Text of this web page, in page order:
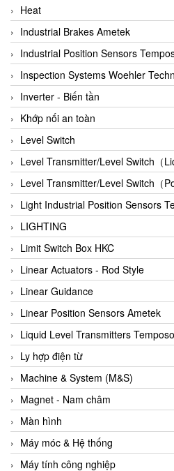
AT2E
ATC Pneumatic
ATEX System
ATI - IA
ATI (Analytical Technology Inc)
Atos
Atrax
Auma
Autec
Auto Flow
Automatic valve
Aventics
Avproglobal
Axiomtek
AZBIL
B&C Electronics
B&R
Babcok wilcox
Baelz Automatic Vietnam
Bahr Modultechnik Vietnam
Balluff
BamBo Vietnam
Heat
Industrial Brakes Ametek
Industrial Position Sensors
Inspection Systems Woehler
Inverter - Biến tần
Khớp nối an toàn
Level Switch
Level Transmitter/Level Switch（
Level Transmitter/Level Switch（
Light Industrial Position Sensors
LIGHTING
Limit Switch Box HKC
Linear Actuators - Rod Style
Linear Guidance
Linear Position Sensors Ametek
Liquid Level Transmitters
Ly hợp điện từ
Machine & System (M&S)
Magnet - Nam châm
Màn hình
Máy móc & Hệ thống
Máy tính công nghiệp